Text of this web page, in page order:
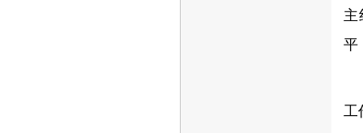
主
平
工